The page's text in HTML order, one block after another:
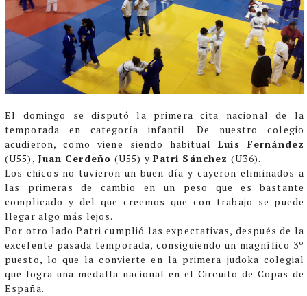
El domingo se disputó la primera cita nacional de la
temporada en categoría infantil. De nuestro colegio
acudieron, como viene siendo habitualLuis Fernández
(U55), Juan Cerdeño(U55) y Patri Sánchez(U36).
Los chicos no tuvieron un buen día y cayeron eliminados a
las primeras de cambio en un peso que es bastante
complicado y del que creemos que con trabajo se puede
llegar algo más lejos.
Por otro lado Patri cumplió las expectativas, después de la
excelente pasada temporada, consiguiendo un magnífico 3º
puesto, lo que la convierte en la primera judoka colegial
que logra una medalla nacional en el Circuito de Copas de
España.